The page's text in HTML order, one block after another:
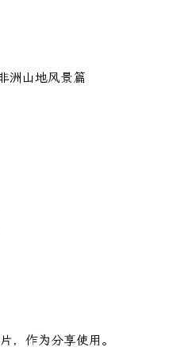
洲山地风景篇
，作为分享使用。